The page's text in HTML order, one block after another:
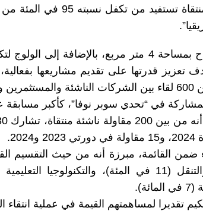
بالساحة التكنولوجية
وأوضحت الوزيرة أن كل مقاولة ناشئة تتوفر على جناح
تعزيز قدرتها على تقديم مشاريعها
في “تحدي سوبر نوفا”، كأكبر
تقديرا لمساهمتهم القيمة في عملية انتقاء